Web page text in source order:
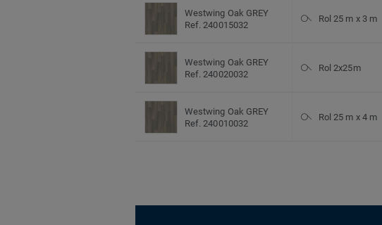
Westwing Oak GREY
Ref. 240015032
Rol 25 m x 3 m
Westwing Oak GREY
Ref. 240020032
Rol 2x25m
Westwing Oak GREY
Ref. 240010032
Rol 25 m x 4 m